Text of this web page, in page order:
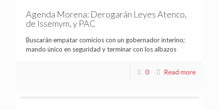
Agenda Morena: Derogarán Leyes Atenco,
de Issemym, y PAC
Buscarán empatar comicios con un gobernador interino;
mando único en seguridad y terminar con los albazos
0 Read more